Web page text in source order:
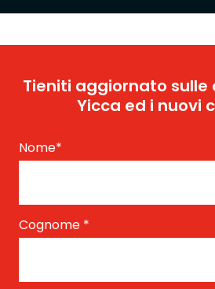
Tieniti aggiornato
Yicca ed i nuovi
Nome*
Cognome *